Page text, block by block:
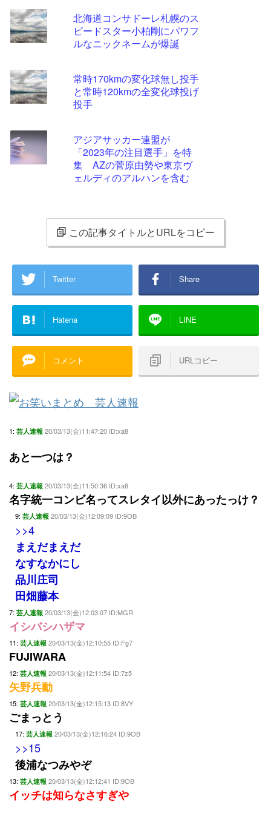
北海道コンサドーレ札幌のス
ピードスター小柏剛にパワフ
ルなニックネームが爆誕
常時170kmの変化球無し投手
と常時120kmの全変化球投げ
投手
アジアサッカー連盟が
「2023年の注目選手」を特
集 AZの菅原由勢や東京ヴ
ェルディのアルハンを含む
この記事タイトルとURLをコピー
Twitter Share
Hatena LINE
コメント URLコピー
1: 芸人速報 20/03/13(金)11:47:20 ID:xa8
あと一つは？
4: 芸人速報 20/03/13(金)11:50:36 ID:xa8
名字統一コンビ名ってスレタイ以外にあったっけ？
9: 芸人速報 20/03/13(金)12:09:09 ID:9OB
>>4
まえだまえだ
なすなかにし
品川庄司
田畑藤本
7: 芸人速報 20/03/13(金)12:03:07 ID:MGR
イシバシハザマ
11: 芸人速報 20/03/13(金)12:10:55 ID:Fg7
FUJIWARA
12: 芸人速報 20/03/13(金)12:11:54 ID:7z5
矢野兵動
15: 芸人速報 20/03/13(金)12:15:13 ID:8VY
ごまっとう
17: 芸人速報 20/03/13(金)12:16:24 ID:9OB
>>15
後浦なつみやぞ
13: 芸人速報 20/03/13(金)12:12:41 ID:9OB
イッチは知らなさすぎや